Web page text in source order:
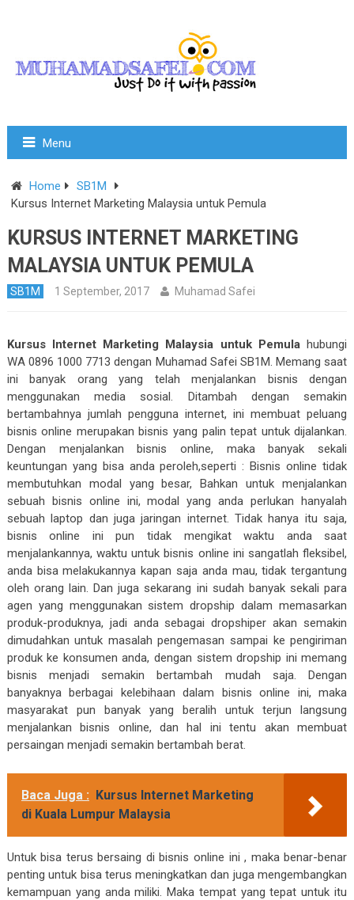
Menu
Home
SB1M
Kursus Internet Marketing Malaysia untuk Pemula
KURSUS INTERNET MARKETING
MALAYSIA UNTUK PEMULA
SB1M 1 September, 2017 Muhamad Safei
Kursus Internet Marketing Malaysia untuk Pemulahubungi
WA 0896 1000 7713 dengan Muhamad Safei SB1M. Memang saat
ini banyak orang yang telah menjalankan bisnis dengan
menggunakan media sosial. Ditambah dengan semakin
bertambahnya jumlah pengguna internet, ini membuat peluang
bisnis online merupakan bisnis yang palin tepat untuk dijalankan.
Dengan menjalankan bisnis online, maka banyak sekali
keuntungan yang bisa anda peroleh,seperti : Bisnis online tidak
membutuhkan modal yang besar, Bahkan untuk menjalankan
sebuah bisnis online ini, modal yang anda perlukan hanyalah
sebuah laptop dan juga jaringan internet. Tidak hanya itu saja,
bisnis online ini pun tidak mengikat waktu anda saat
menjalankannya, waktu untuk bisnis online ini sangatlah fleksibel,
anda bisa melakukannya kapan saja anda mau, tidak tergantung
oleh orang lain. Dan juga sekarang ini sudah banyak sekali para
agen yang menggunakan sistem dropship dalam memasarkan
produk-produknya, jadi anda sebagai dropshiper akan semakin
dimudahkan untuk masalah pengemasan sampai ke pengiriman
produk ke konsumen anda, dengan sistem dropship ini memang
bisnis menjadi semakin bertambah mudah saja. Dengan
banyaknya berbagai kelebihaan dalam bisnis online ini, maka
masyarakat pun banyak yang beralih untuk terjun langsung
menjalankan bisnis online, dan hal ini tentu akan membuat
persaingan menjadi semakin bertambah berat.
Baca Juga : Kursus Internet Marketing
di Kuala Lumpur Malaysia
Untuk bisa terus bersaing di bisnis online ini , maka benar-benar
penting untuk bisa terus meningkatkan dan juga mengembangkan
kemampuan yang anda miliki. Maka tempat yang tepat untuk itu